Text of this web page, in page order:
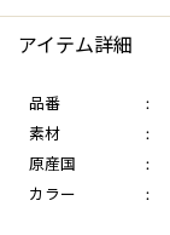
アイテム詳細
品番 :
素材
:
原産国
:
カラー
: